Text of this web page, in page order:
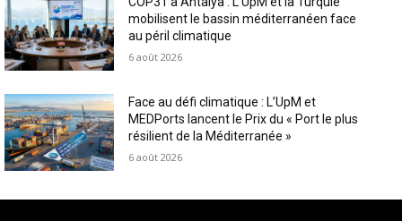
mobilisent le bassin méditerranéen face
au péril climatique
6 août 2026
Face au défi climatique : L’UpM et
MEDPorts lancent le Prix du « Port le plus
résilient de la Méditerranée »
6 août 2026